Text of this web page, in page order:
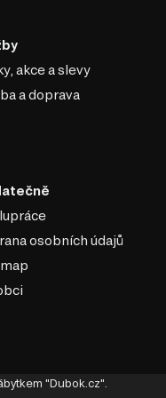
pěna na bázi
efekt. V
může být
je absence
se může objevit jen
oporu těla během
pro odpočinek.
nedeformuje, jeho
akce a slevy
a doprava
osobních údajů
"Dubok.cz".